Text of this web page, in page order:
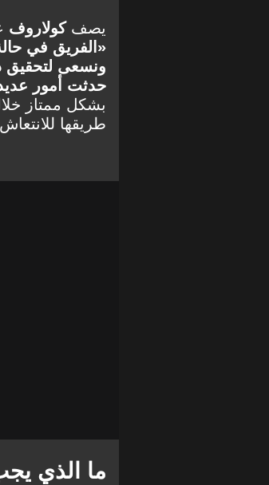
يصفكولاروف
«الفريق في
ونسعى لتحقيق
حدثت أمور
بشكل ممتاز
طريقها
ما الذي